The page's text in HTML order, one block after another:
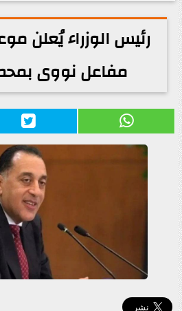
2025-07-23 19:26:34
رئيس الوزراء يُعلن
مفاعل نووى